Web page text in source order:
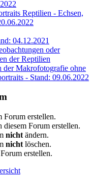
Reptilien - Echsen,
04.12.2021
oder
der Reptilien
der Makrofotografie ohne
- Stand: 09.06.2022
Forum erstellen.
Forum erstellen.
nicht ändern.
nicht löschen.
erstellen.